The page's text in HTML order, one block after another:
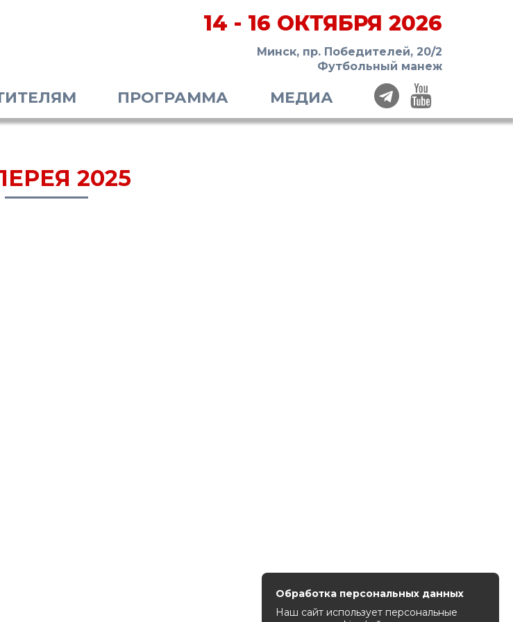
14 - 16 ОКТЯБРЯ 2026
Минск, пр. Победителей, 20/2
Футбольный манеж
ПРОГРАММА МЕДИА
2025
Обработка персональных данных
Наш сайт использует персональные